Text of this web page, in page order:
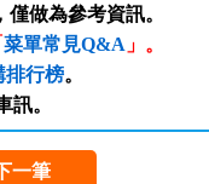
做為參考資訊。
菜單常見Q&A 」。
排行榜。
訊。
一筆